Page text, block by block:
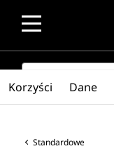
SEARCH
Standardowe
Korzyści Dane